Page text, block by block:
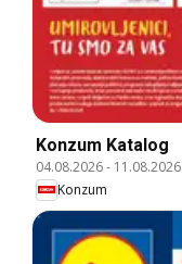
Konzum Katalog
04.08.2026- 11.08.2026
Konzum